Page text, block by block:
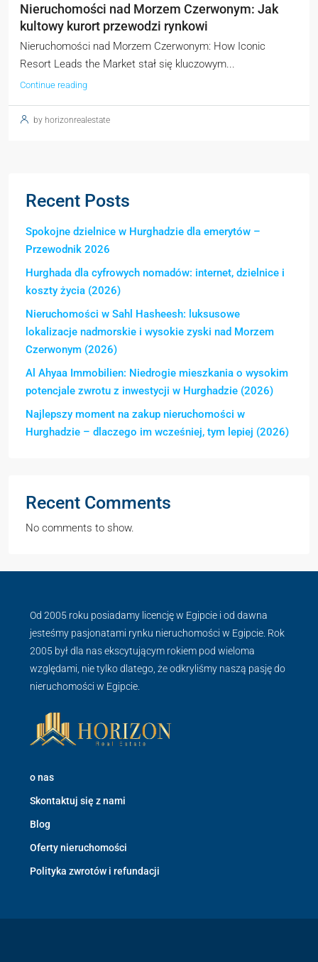
Nieruchomości nad Morzem Czerwonym: Jak
kultowy kurort przewodzi rynkowi
Nieruchomości nad Morzem Czerwonym: How Iconic
Resort Leads the Market stał się kluczowym...
Continue reading
by horizonrealestate
Recent Posts
Spokojne dzielnice w Hurghadzie dla emerytów –
Przewodnik 2026
Hurghada dla cyfrowych nomadów: internet, dzielnice i
koszty życia (2026)
Nieruchomości w Sahl Hasheesh: luksusowe
lokalizacje nadmorskie i wysokie zyski nad Morzem
Czerwonym (2026)
Al Ahyaa Immobilien: Niedrogie mieszkania o wysokim
potencjale zwrotu z inwestycji w Hurghadzie (2026)
Najlepszy moment na zakup nieruchomości w
Hurghadzie – dlaczego im wcześniej, tym lepiej (2026)
Recent Comments
No comments to show.
Od 2005 roku posiadamy licencję w Egipcie i od dawna
jesteśmy pasjonatami rynku nieruchomości w Egipcie. Rok
2005 był dla nas ekscytującym rokiem pod wieloma
względami, nie tylko dlatego, że odkryliśmy naszą pasję do
nieruchomości w Egipcie.
o nas
Skontaktuj się z nami
Blog
Oferty nieruchomości
Polityka zwrotów i refundacji